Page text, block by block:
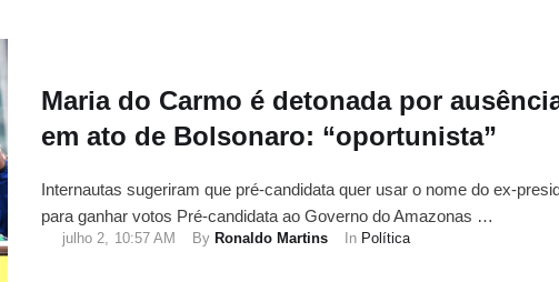
Maria do Carmo é detonada por
em ato de Bolsonaro: “oportunista”
Internautas sugeriram que pré-candidata quer usar o nome do ex-
para ganhar votos Pré-candidata ao Governo do Amazonas …
julho 2, 10:57 AM By Ronaldo Martins In Política